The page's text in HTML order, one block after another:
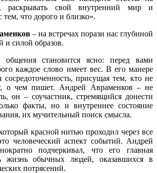
раскрывать свой внутренний мир и
тем, что дорого и близко».
– на встречах порази нас глубиной
и силой образов.
становится ясно: перед вами
каждое слово имеет вес. В его манере
сосредоточенность, присущая тем, кто не
о чем пишет. Андрей Авраменков – не
он – соучастник, стремящийся донести
факты, но и внутреннее состояние
их мучительный поиск смысла.
красной нитью проходил через все
человеческий аспект событий. Андрей
подчеркивал, что его главная
жизнь обычных людей, оказавшихся в
потрясений.